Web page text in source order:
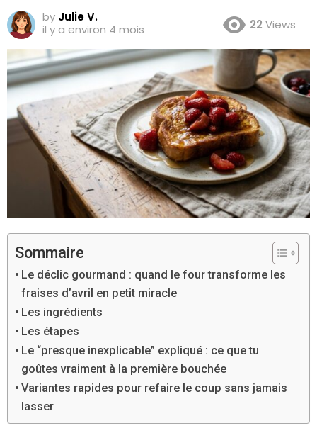
by Julie V.
il y a environ 4 mois
22 Views
Sommaire
Le déclic gourmand : quand le four transforme les
fraises d’avril en petit miracle
Les ingrédients
Les étapes
Le “presque inexplicable” expliqué : ce que tu
goûtes vraiment à la première bouchée
Variantes rapides pour refaire le coup sans jamais
lasser